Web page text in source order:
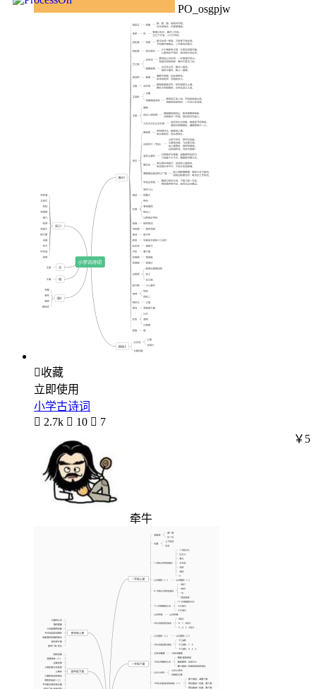
PO_osgpjw
收藏
立即使用
小学古诗词
 2.7k  10  7
牵牛
￥5